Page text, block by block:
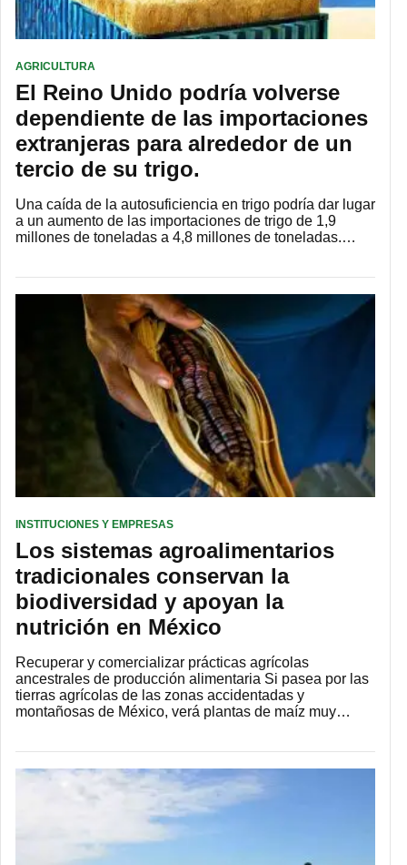
AGRICULTURA
El Reino Unido podría volverse
dependiente de las importaciones
extranjeras para alrededor de un
tercio de su trigo.
Una caída de la autosuficiencia en trigo podría dar lugar
a un aumento de las importaciones de trigo de 1,9
millones de toneladas a 4,8 millones de toneladas.…
INSTITUCIONES Y EMPRESAS
Los sistemas agroalimentarios
tradicionales conservan la
biodiversidad y apoyan la
nutrición en México
Recuperar y comercializar prácticas agrícolas
ancestrales de producción alimentaria Si pasea por las
tierras agrícolas de las zonas accidentadas y
montañosas de México, verá plantas de maíz muy…